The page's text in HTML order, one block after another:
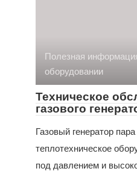
Полезная
оборудовании
Техническое
газового
Газовый генератор
теплотехническое
под давлением и